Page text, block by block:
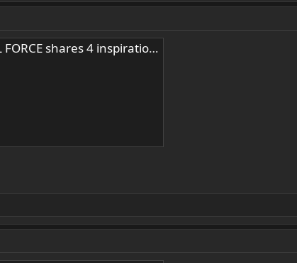
4 inspirational albums of his life